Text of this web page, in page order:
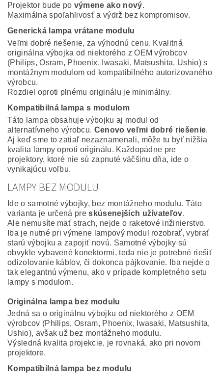
Projektor bude po výmene ako nový.
Maximálna spoľahlivosť a výdrž bez kompromisov.
Generická lampa vrátane modulu
Veľmi dobré riešenie, za výhodnú cenu. Kvalitná
originálna výbojka od niektorého z OEM výrobcov
(Philips, Osram, Phoenix, Iwasaki, Matsushita, Ushio) s
montážnym modulom od kompatibilného autorizovaného
výrobcu.
Rozdiel oproti plnému originálu je minimálny.
Kompatibilná lampa s modulom
Táto lampa obsahuje výbojku aj modul od
alternatívneho výrobcu. Cenovo veľmi dobré riešenie.
Aj keď sme to zatiaľ nezaznamenali, môže tu byť nižšia
kvalita lampy oproti originálu. Každopádne pre
projektory, ktoré nie sú zapnuté väčšinu dňa, ide o
vynikajúcu voľbu.
LAMPY BEZ MODULU
Ide o samotné výbojky, bez montážneho modulu. Táto
varianta je určená preskúsenejších užívateľov.
Ale nemusíte mať strach, nejde o raketové inžinierstvo.
Iba je nutné pri výmene lampový modul rozobrať, vybrať
starú výbojku a zapojiť novú. Samotné výbojky sú
obvykle vybavené konektormi, teda nie je potrebné riešiť
odizolovanie káblov, či dokonca pájkovanie. Iba nejde o
tak elegantnú výmenu, ako v prípade kompletného setu
lampy s modulom.
Originálna lampa bez modulu
Jedná sa o originálnu výbojku od niektorého z OEM
výrobcov (Philips, Osram, Phoenix, Iwasaki, Matsushita,
Ushio), avšak už bez montážneho modulu.
Výsledná kvalita projekcie, je rovnaká, ako pri novom
projektore.
Kompatibilná lampa bez modulu